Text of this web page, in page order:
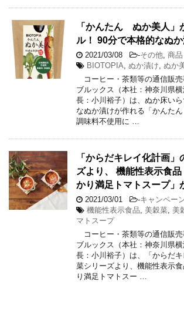
「かんたん ぬか美人」
ル！ 90分で本格的なぬ
2021/03/08 -その他 商
BIOTOPIA ぬか漬け ぬか
コーヒー・茶類等の通信販
ブルックス（本社：神奈川県
長：小川裕子）は、ぬか床い
なぬか漬けが作れる「かんた
調味料不使用に …
「からだキレイ化計画
ズより、 機能性表示食
かり満足トマトスープ」
2021/03/01 -キャンペー
機能性表示食品
美穀菜 美
マトスープ
コーヒー・茶類等の通信販
ブルックス（本社：神奈川県
長：小川裕子）は、「からだ
菜シリーズより、機能性表示
り満足トマトスー …